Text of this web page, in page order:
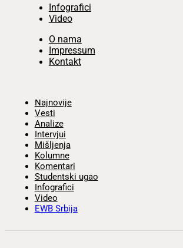
Infografici
Video
O nama
Impressum
Kontakt
Najnovije
Vesti
Analize
Intervjui
Mišljenja
Kolumne
Komentari
Studentski ugao
Infografici
Video
EWB Srbija